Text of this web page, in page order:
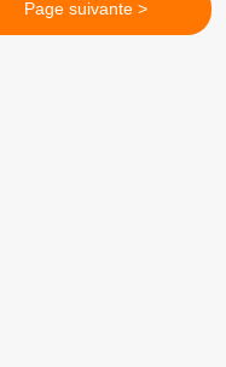
Page suivante >